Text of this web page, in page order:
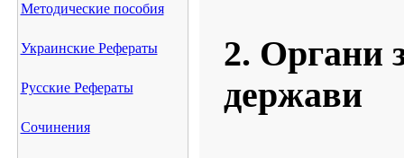
Методические пособия
Украинские Рефераты
Русские Рефераты
Сочинения
2. Органи
держави